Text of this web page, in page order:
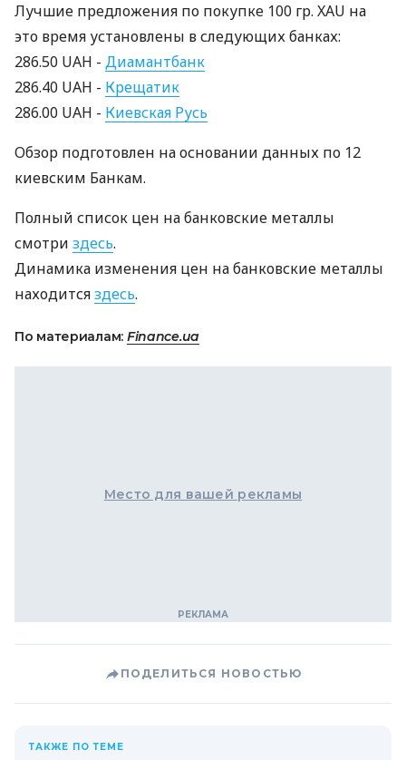
Лучшие предложения по покупке 100 гр. XAU на
это время установлены в следующих банках:
286.50 UAH - Диамантбанк
286.40 UAH - Крещатик
286.00 UAH - Киевская Русь
Обзор подготовлен на основании данных по 12
киевским Банкам.
Полный список цен на банковские металлы
смотри здесь.
Динамика изменения цен на банковские металлы
находитсяздесь.
По материалам: Finance.ua
Место для вашей рекламы
ПОДЕЛИТЬСЯ НОВОСТЬЮ
ТАКЖЕ ПО ТЕМЕ